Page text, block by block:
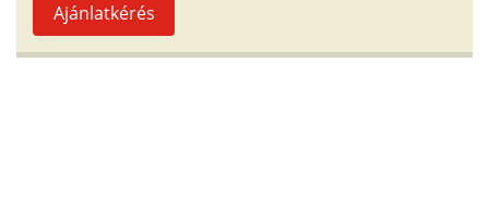
Ajánlatkérés